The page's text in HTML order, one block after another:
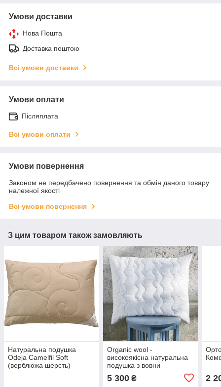
Умови доставки
Нова Пошта
Доставка поштою
Всі умови доставки
Умови оплати
Післяплата
Всі умови оплати
Умови повернення
Законом не передбачено повернення та обмін даного товару
належної якості
Всі умови повернення
З цим товаром також замовляють
Натуральна подушка
Odeja Camelfil Soft
(верблюжа шерсть)
Organic wool -
високоякісна натуральна
подушка з вовни
5 300₴ 2